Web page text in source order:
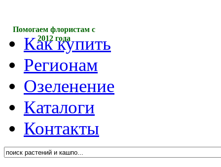
Помогаем флористам с
2012 года
Как купить
Регионам
Озеленение
Каталоги
Контакты